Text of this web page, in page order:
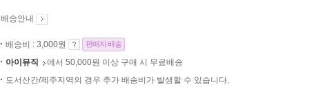
배송안내
배송비 : 3,000원 판매자 배송
아이뮤직
에서 50,000원 이상 구매 시 무료배송
도서산간/제주지역의 경우 추가 배송비가 발생할 수 있습니다.